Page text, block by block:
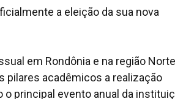
a eleição da sua nova
em Rondônia e na região
pilares acadêmicos a realização
o principal evento anual da